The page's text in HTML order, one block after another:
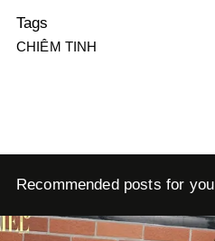
Tags
CHIÊM TINH
Recommended posts for you